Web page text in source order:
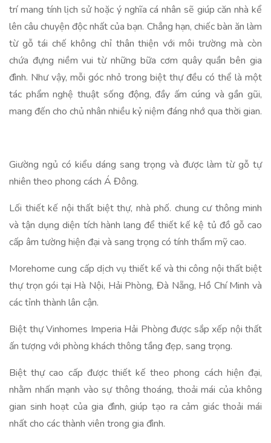
trí mang tính lịch sử hoặc ý nghĩa cá nhân sẽ giúp căn nhà kể
lên câu chuyện độc nhất của bạn. Chẳng hạn, chiếc bàn ăn làm
từ gỗ tái chế không chỉ thân thiện với môi trường mà còn
chứa đựng niềm vui từ những bữa cơm quây quần bên gia
đình. Như vậy, mỗi góc nhỏ trong biệt thự đều có thể là một
tác phẩm nghệ thuật sống động, đầy ấm cúng và gần gũi,
mang đến cho chủ nhân nhiều kỷ niệm đáng nhớ qua thời gian.
Giường ngủ có kiểu dáng sang trọng và được làm từ gỗ tự
nhiên theo phong cách Á Đông.
Lối thiết kế nội thất biệt thự, nhà phố. chung cư thông minh
và tận dụng diện tích hành lang để thiết kế kệ tủ đồ gỗ cao
cấp âm tường hiện đại và sang trọng có tính thẩm mỹ cao.
Morehome cung cấp dịch vụ thiết kế và thi công nội thất biệt
thự trọn gói tại Hà Nội, Hải Phòng, Đà Nẵng, Hồ Chí Minh và
các tỉnh thành lân cận.
Biệt thự Vinhomes Imperia Hải Phòng được sắp xếp nội thất
ấn tượng với phòng khách thông tầng đẹp, sang trọng.
Biệt thự cao cấp được thiết kế theo phong cách hiện đại,
nhằm nhấn mạnh vào sự thông thoáng, thoải mái của không
gian sinh hoạt của gia đình, giúp tạo ra cảm giác thoải mái
nhất cho các thành viên trong gia đình.